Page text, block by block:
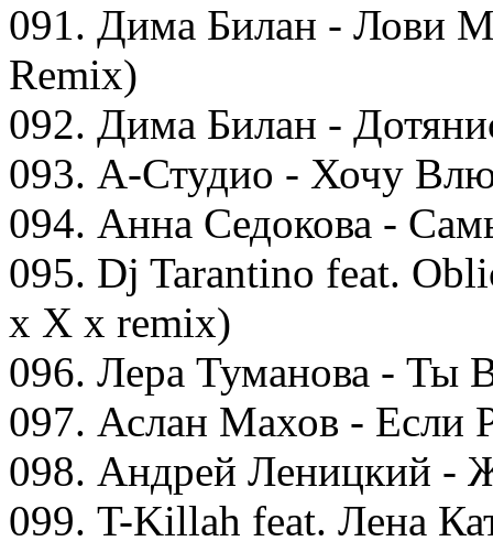
091. Дима Билан - Лови
Remix)
092. Дима Билан -
093. А-Студио - Хочу
094. Анна Седокова -
095. Dj Tarantino feat.
x X x remix)
096. Лера Туманова - Ты
097. Аслан Махов - Если
098. Андрей Леницкий -
099. T-Killah feat. Лена